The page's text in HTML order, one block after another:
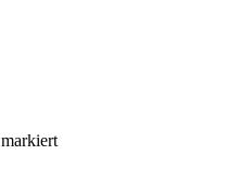
markiert